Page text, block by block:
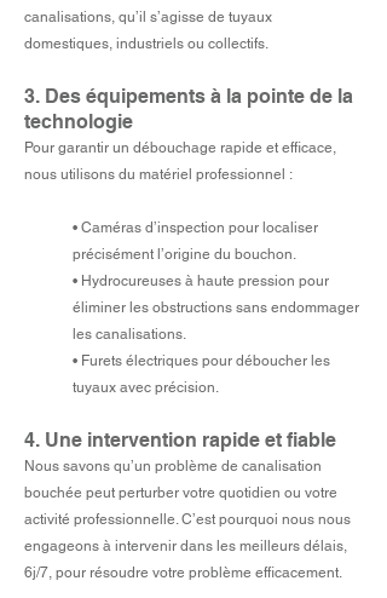
canalisations, qu’il s’agisse de tuyaux
domestiques, industriels ou collectifs.
3. Des équipements à la pointe de la
technologie
Pour garantir un débouchage rapide et efficace,
nous utilisons du matériel professionnel :
• Caméras d’inspection pour localiser
précisément l’origine du bouchon.
• Hydrocureuses à haute pression pour
éliminer les obstructions sans endommager
les canalisations.
• Furets électriques pour déboucher les
tuyaux avec précision.
4. Une intervention rapide et fiable
Nous savons qu’un problème de canalisation
bouchée peut perturber votre quotidien ou votre
activité professionnelle. C’est pourquoi nous nous
engageons à intervenir dans les meilleurs délais,
6j/7, pour résoudre votre problème efficacement.